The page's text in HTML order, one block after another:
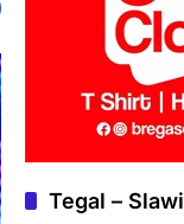
Tegal – Slawi